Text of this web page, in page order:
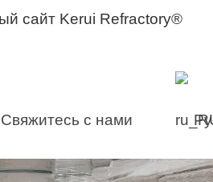
Свяжитесь с нами